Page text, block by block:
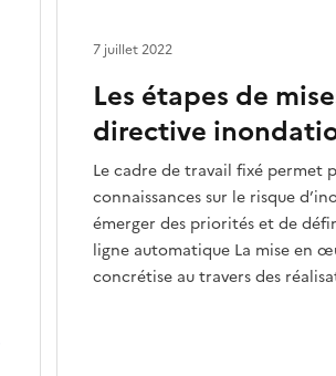
Les étapes de
directive
Le cadre de travail fixé permet
connaissances sur le risque
émerger des priorités et de
ligne automatique La mise en
concrétise au travers des
7 juillet 2022